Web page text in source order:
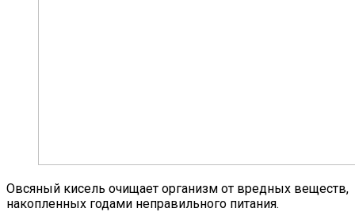
Овсяный кисель очищает организм от вредных веществ,
накопленных годами неправильного питания.